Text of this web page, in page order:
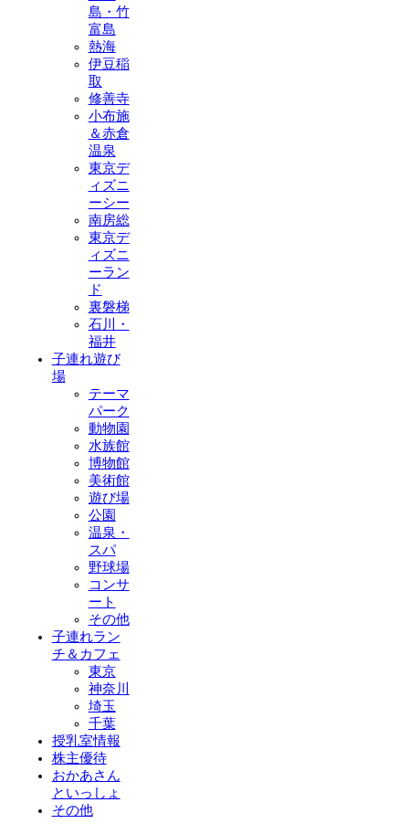
島・竹
富島
熱海
伊豆稲
取
修善寺
小布施
＆赤倉
温泉
東京デ
ィズニ
ーシー
南房総
東京デ
ィズニ
ーラン
ド
裏磐梯
石川・
福井
子連れ遊び
場
テーマ
パーク
動物園
水族館
博物館
美術館
遊び場
公園
温泉・
スパ
野球場
コンサ
ート
その他
子連れラン
チ＆カフェ
東京
神奈川
埼玉
千葉
授乳室情報
株主優待
おかあさん
といっしょ
その他